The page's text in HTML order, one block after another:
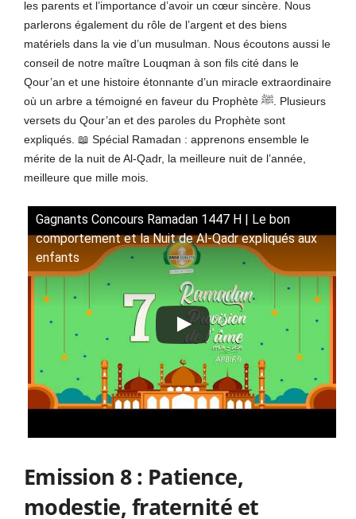
les parents et l’importance d’avoir un cœur sincère. Nous
parlerons également du rôle de l’argent et des biens
matériels dans la vie d’un musulman. Nous écoutons aussi le
conseil de notre maître Louqman à son fils cité dans le
Qour’an et une histoire étonnante d’un miracle extraordinaire
où un arbre a témoigné en faveur du Prophète ﷺ. Plusieurs
versets du Qour’an et des paroles du Prophète sont
expliqués. 📖 Spécial Ramadan : apprenons ensemble le
mérite de la nuit de Al-Qadr, la meilleure nuit de l’année,
meilleure que mille mois.
Gagnants Concours Ramadan 1447 H | Le bon
comportement et la Nuit de Al-Qadr expliqués aux
enfants
Emission 8 : Patience,
modestie, fraternité et